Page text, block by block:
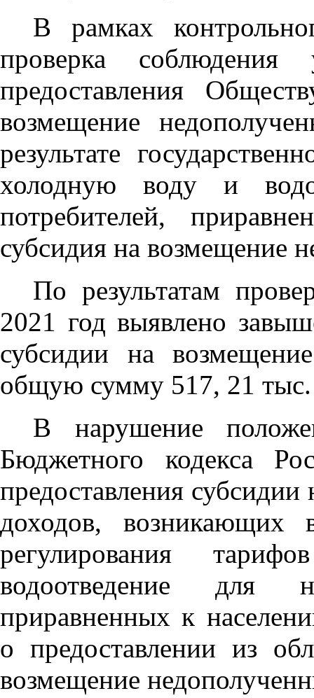
В рамках
проверка
предоставления
возмещение
результате
холодную воду и
потребителей,
субсидия на возмещение
По результатам
2021 год выявлено
субсидии на
общую сумму 517, 21
В нарушение
Бюджетного кодекса
предоставления
доходов, возникающих в
регулирования
водоотведение для
приравненных к
о предоставлении из
возмещение